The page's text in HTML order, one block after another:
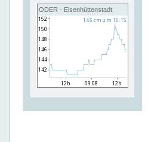
ODER - Eisenhüttenstadt